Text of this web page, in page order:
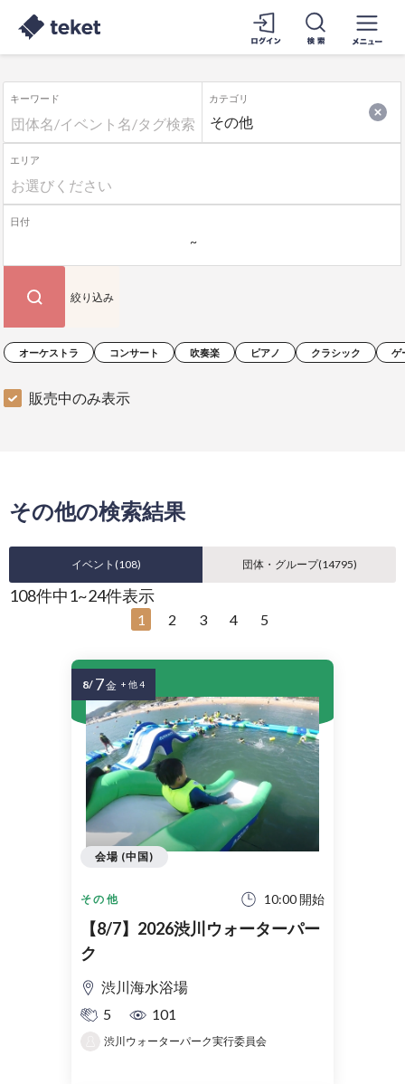
キーワード
オーケストラ コンサート 吹奏楽 ピアノ クラシック ゲ
カテゴリ
エリア
日付
販売中のみ表示
絞り込み
その他の検索結果
イベント(108) 団体・グループ(14795)
108件中1~24件表示
1 2 3 4 5
その他 10:00 開始
【8/7】2026渋川ウォーターパー
ク
渋川海水浴場
5
101
渋川ウォーターパーク実行委員会
会場 (中国)
8/ 7金 + 他 4